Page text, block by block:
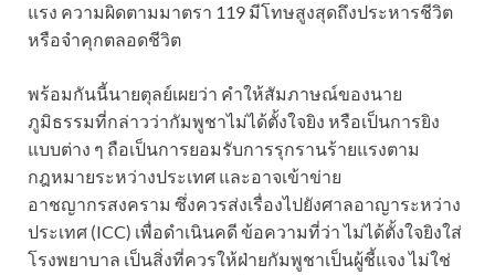
แรง ความผิดตามมาตรา 119 มีโทษสูงสุดถึงประหารชีวิต
หรือจำคุกตลอดชีวิต
พร้อมกันนี้นายตุลย์เผยว่า คำให้สัมภาษณ์ของนาย
ภูมิธรรมที่กล่าวว่ากัมพูชาไม่ได้ตั้งใจยิง หรือเป็นการยิง
แบบต่าง ๆ ถือเป็นการยอมรับการรุกรานร้ายแรงตาม
กฎหมายระหว่างประเทศ และอาจเข้าข่าย
อาชญากรสงคราม ซึ่งควรส่งเรื่องไปยังศาลอาญาระหว่าง
ประเทศ (ICC) เพื่อดำเนินคดี ข้อความที่ว่า ไม่ได้ตั้งใจยิงใส่
โรงพยาบาล เป็นสิ่งที่ควรให้ฝ่ายกัมพูชาเป็นผู้ชี้แจง ไม่ใช่